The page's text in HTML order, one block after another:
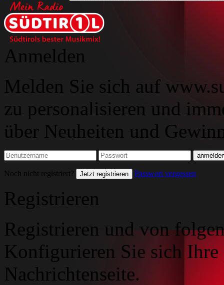
Anmelden
Melden Sie sich auf
zu personalisieren und
über Neuheiten und
Noch nicht registriert? Jetzt registrieren Passwort vergessen
Registrieren
Registrieren und von
Konfigurieren Sie sich
Nachrichtenseite.